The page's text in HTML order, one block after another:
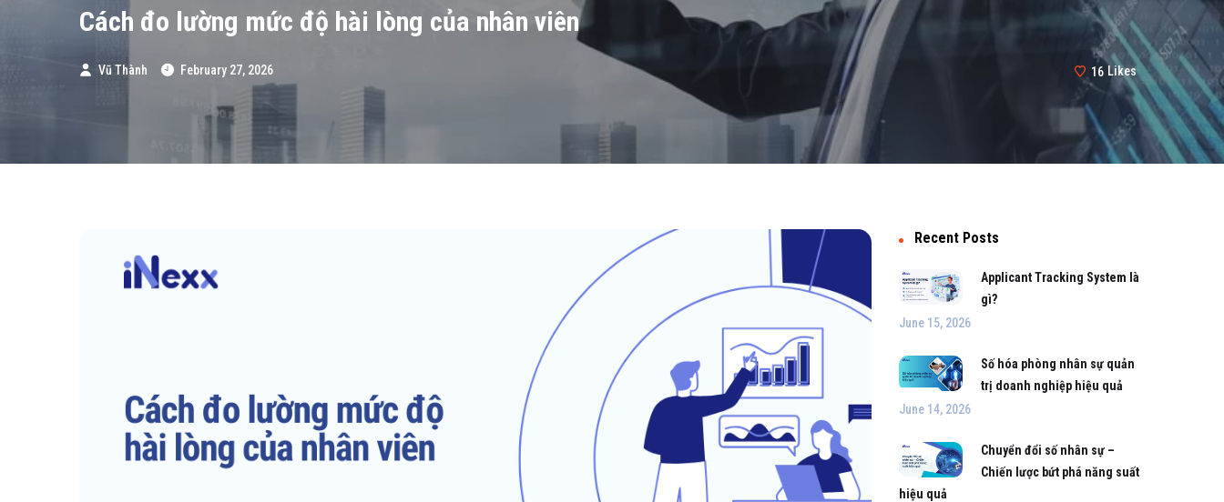
Cách đo lường mức độ hài lòng của nhân viên
Vũ Thành February 27, 2026 16 Likes
Recent Posts
Applicant Tracking System là
gì?
June 15, 2026
Số hóa phòng nhân sự quản
trị doanh nghiệp hiệu quả
June 14, 2026
Chuyển đổi số nhân sự –
Chiến lược bứt phá năng suất
hiệu quả